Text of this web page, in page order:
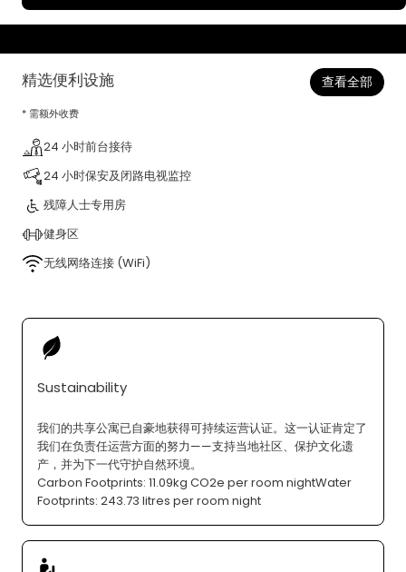
精选便利设施
* 需额外收费
查看全部
24 小时前台接待
24 小时保安及闭路电视监控
残障人士专用房
健身区
无线网络连接 (WiFi)
Sustainability
我们的共享公寓已自豪地获得可持续运营认证。这一认证肯定了
我们在负责任运营方面的努力——支持当地社区、保护文化遗
产，并为下一代守护自然环境。
Carbon Footprints: 11.09kg CO2e per room nightWater
Footprints: 243.73 litres per room night